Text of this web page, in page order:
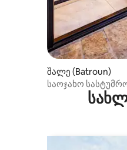
შალე (Batroun)
საოჯახო